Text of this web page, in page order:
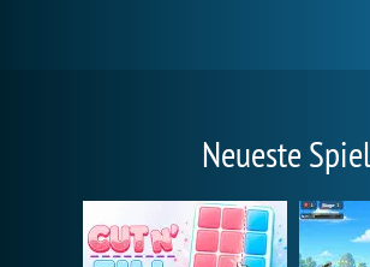
Neueste